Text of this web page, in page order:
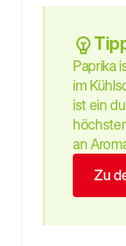
Paprika
im
ist ein
an
Zu